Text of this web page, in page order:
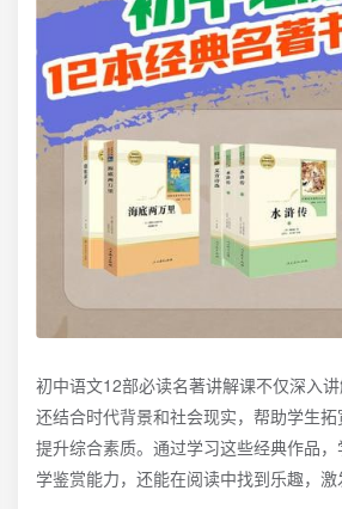
初中语文12部必读名著讲解课不仅深入讲
还结合时代背景和社会现实，帮助学生拓
提升综合素质。通过学习这些经典作品
学鉴赏能力，还能在阅读中找到乐趣，激